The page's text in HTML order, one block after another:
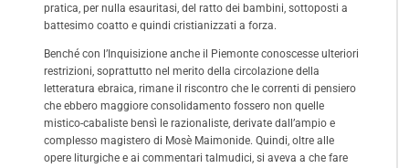
pratica, per nulla esauritasi, del ratto dei bambini, sottoposti a
battesimo coatto e quindi cristianizzati a forza.
Benché con l’Inquisizione anche il Piemonte conoscesse ulteriori
restrizioni, soprattutto nel merito della circolazione della
letteratura ebraica, rimane il riscontro che le correnti di pensiero
che ebbero maggiore consolidamento fossero non quelle
mistico-cabaliste bensì le razionaliste, derivate dall’ampio e
complesso magistero di Mosè Maimonide. Quindi, oltre alle
opere liturgiche e ai commentari talmudici, si aveva a che fare